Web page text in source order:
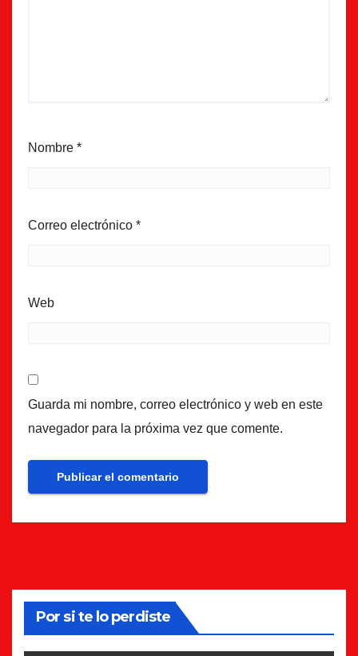
Nombre *
Correo electrónico *
Web
Guarda mi nombre, correo electrónico y web en este
navegador para la próxima vez que comente.
Por si te lo perdiste